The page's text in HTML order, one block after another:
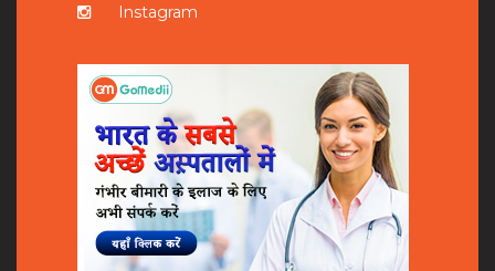
Instagram